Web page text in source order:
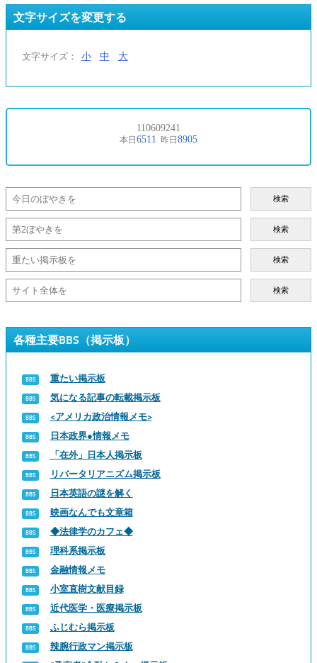
文字サイズを変更する
文字サイズ： 小 中 大
検索
検索
検索
検索
各種主要BBS（掲示板）
重たい掲示板
気になる記事の転載掲示板
<アメリカ政治情報メモ>
日本政界●情報メモ
「在外」日本人掲示板
リバータリアニズム掲示板
日本英語の謎を解く
映画なんでも文章箱
◆法律学のカフェ◆
理科系掲示板
金融情報メモ
小室直樹文献目録
近代医学・医療掲示板
ふじむら掲示板
辣腕行政マン掲示板